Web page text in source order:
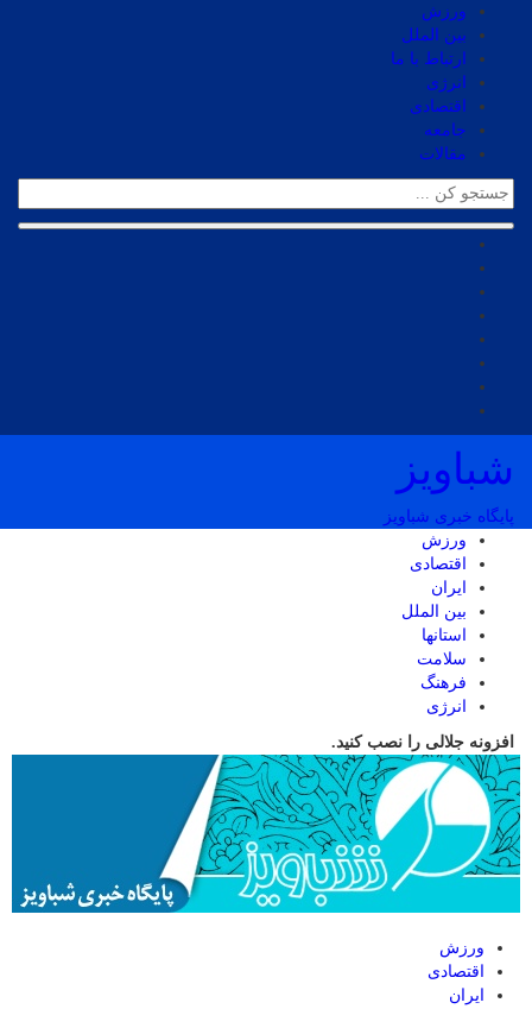
ورزش
بین الملل
ارتباط با ما
انرژی
اقتصادی
جامعه
مقالات
شباویز
پایگاه خبری شباویز
ورزش
اقتصادی
ایران
بین الملل
استانها
سلامت
فرهنگ
انرژی
افزونه جلالی را نصب کنید.
ورزش
اقتصادی
ایران